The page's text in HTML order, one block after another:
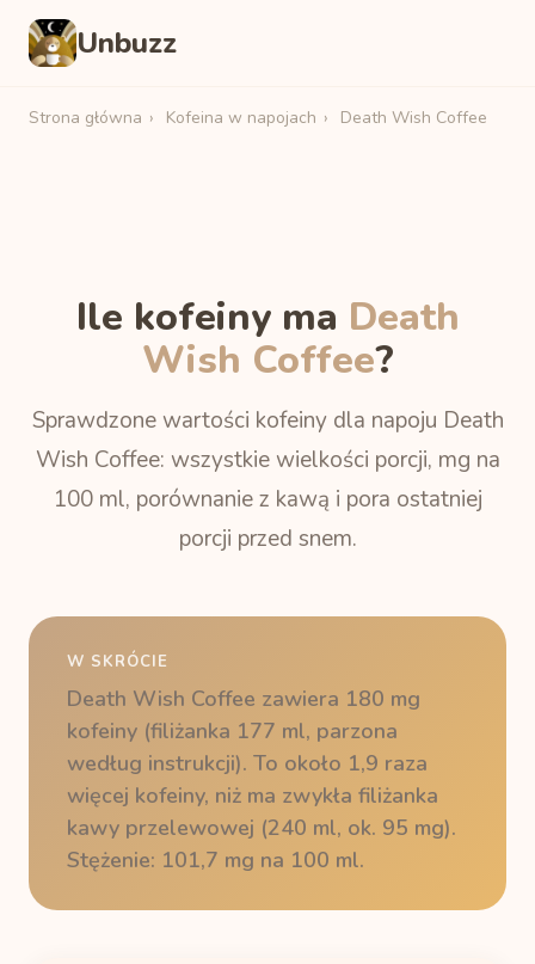
Unbuzz
Strona główna › Kofeina w napojach › Death Wish Coffee
Ile kofeiny ma Death
Wish Coffee?
Sprawdzone wartości kofeiny dla napoju Death
Wish Coffee: wszystkie wielkości porcji, mg na
100 ml, porównanie z kawą i pora ostatniej
porcji przed snem.
W SKRÓCIE
Death Wish Coffee zawiera 180 mg
kofeiny (filiżanka 177 ml, parzona
według instrukcji). To około 1,9 raza
więcej kofeiny, niż ma zwykła filiżanka
kawy przelewowej (240 ml, ok. 95 mg).
Stężenie: 101,7 mg na 100 ml.